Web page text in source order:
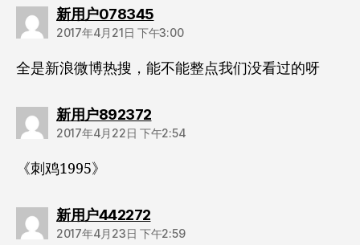
新用户078345说：
2017年4月21日 下午3:00
全是新浪微博热搜，能不能整点我们没看过的呀
新用户892372说：
2017年4月22日 下午2:54
《刺鸡1995》
新用户442272说：
2017年4月23日 下午2:59